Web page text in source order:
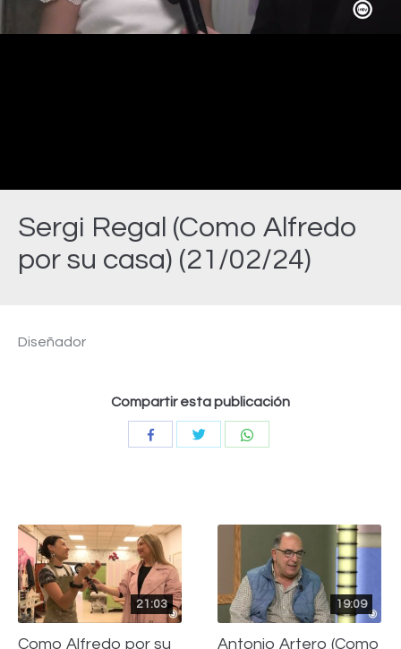
Sergi Regal (Como Alfredo
por su casa) (21/02/24)
Video
Diseñador
Compartir esta publicación
CompartirCompartir
21:03
Como Alfredo por su
19:09
Antonio Artero (Como